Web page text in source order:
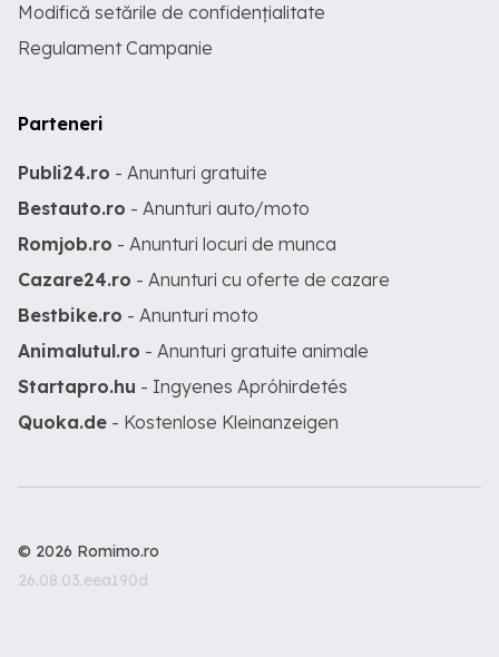
Modifică setările de confidențialitate
Regulament Campanie
Parteneri
Publi24.ro - Anunturi gratuite
Bestauto.ro - Anunturi auto/moto
Romjob.ro - Anunturi locuri de munca
Cazare24.ro - Anunturi cu oferte de cazare
Bestbike.ro - Anunturi moto
Animalutul.ro - Anunturi gratuite animale
Startapro.hu - Ingyenes Apróhirdetés
Quoka.de - Kostenlose Kleinanzeigen
© 2026 Romimo.ro
26.08.03.eea190d